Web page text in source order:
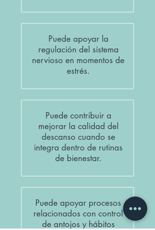
Puede apoyar la
regulación del sistema
nervioso en momentos de
estrés.
Puede contribuir a
mejorar la calidad del
descanso cuando se
integra dentro de rutinas
de bienestar.
Puede apoyar procesos
relacionados con control
de antojos y hábitos